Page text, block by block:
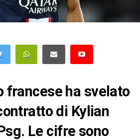
francese ha svelato
di Kylian
Le cifre sono